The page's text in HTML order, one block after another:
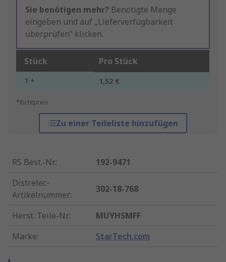
Sie benötigen mehr? Benötigte Menge
eingeben und auf „Lieferverfügbarkeit
überprüfen“ klicken.
Stück Pro Stück
1 + 1,52 €
*Richtpreis
Zu einer Teileliste hinzufügen
RS Best.-Nr.:
192-9471
Distrelec-
Artikelnummer:
302-18-768
Herst. Teile-Nr.:
MUYHSMFF
Marke: StarTech.com